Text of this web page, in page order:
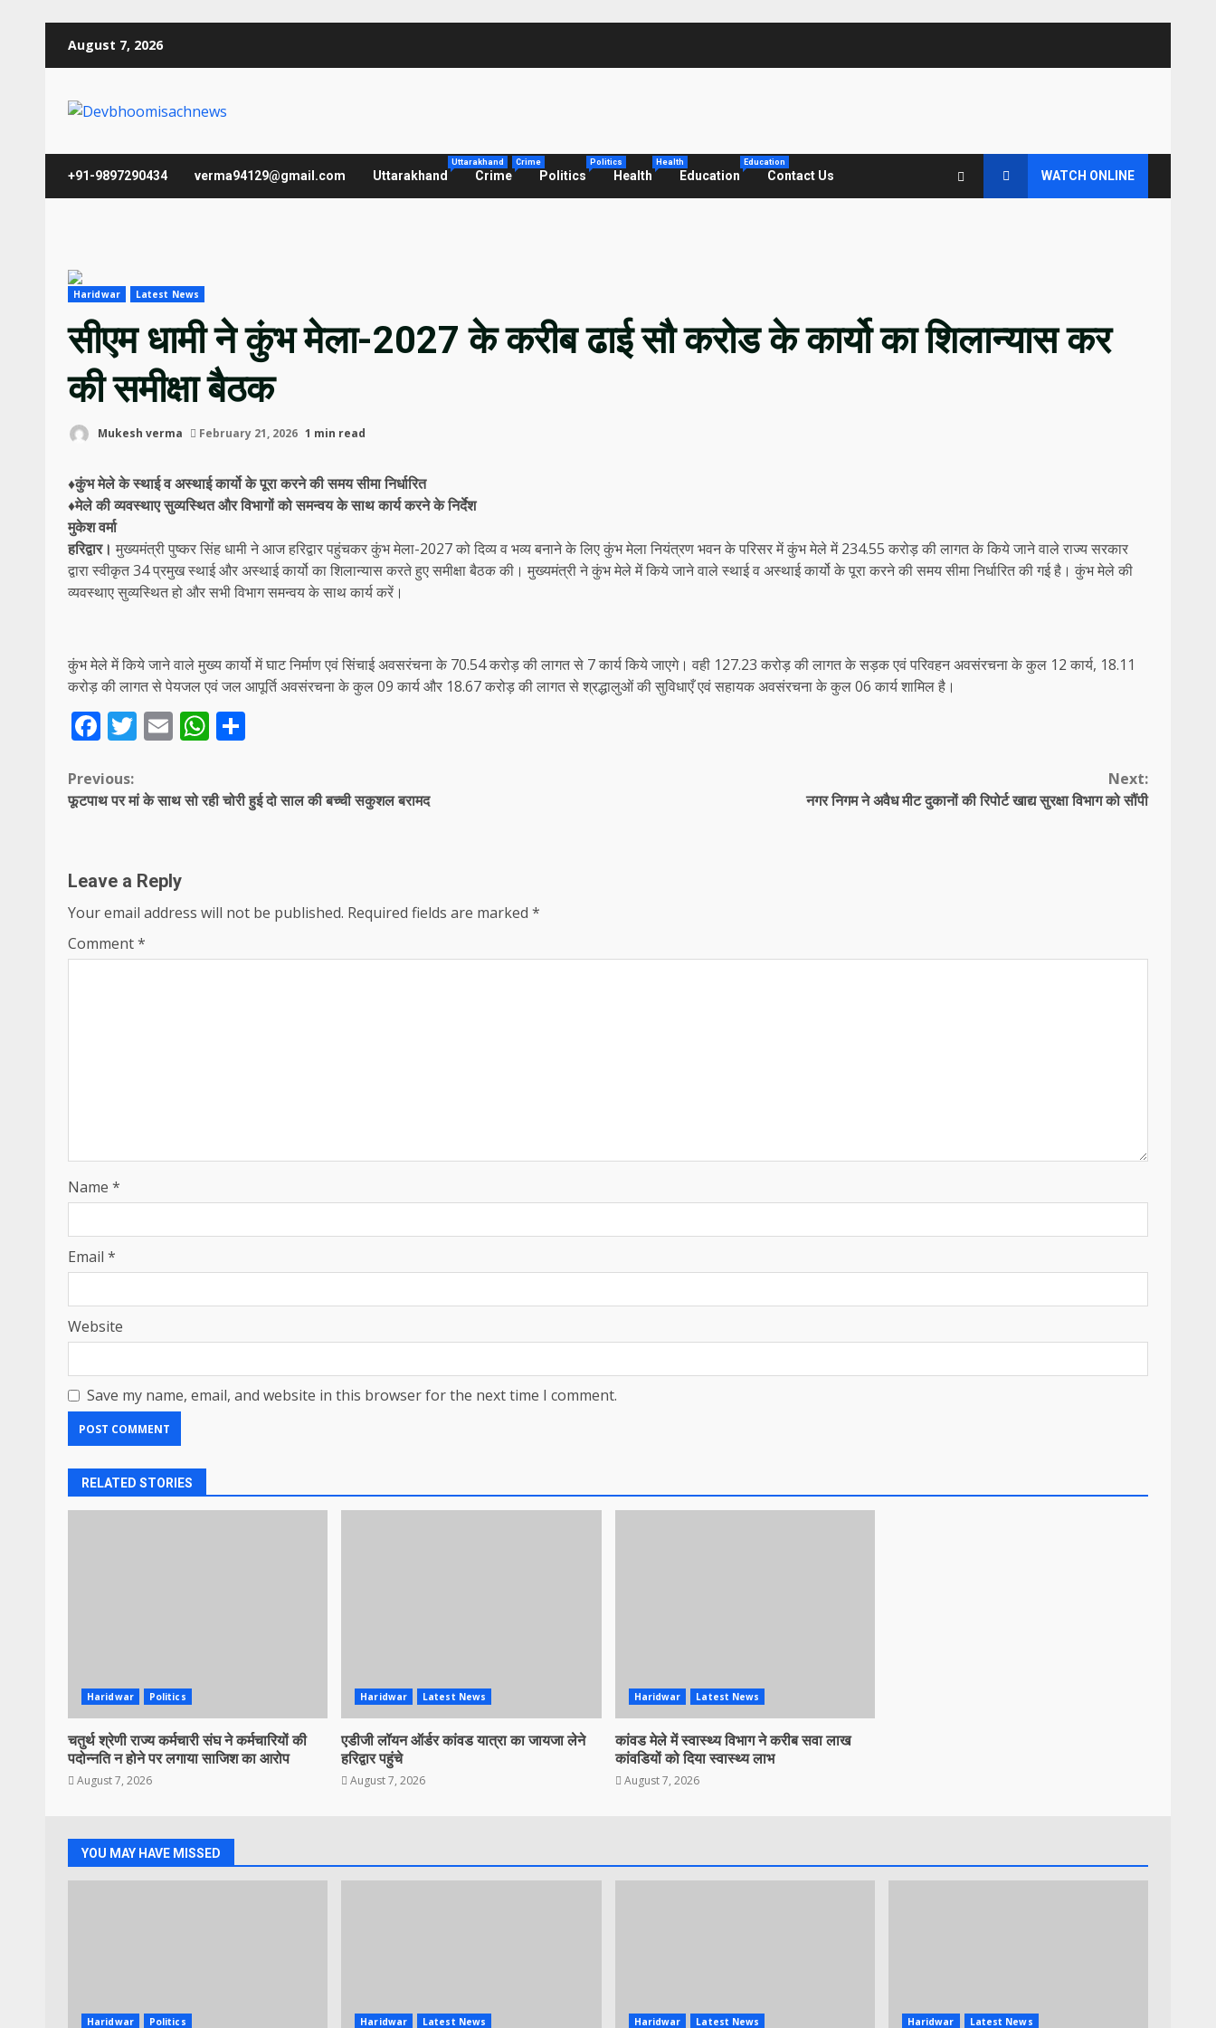
August 7, 2026
+91-9897290434 verma94129@gmail.com Uttarakhand
Uttarakhand
Crime
Crime
Politics
Politics
Health
Health
Education
Education
Contact Us WATCH ONLINE
Haridwar Latest News
सीएम धामी ने कुंभ मेला-2027 के करीब ढाई सौ करोड के कार्यो का शिलान्यास कर
की समीक्षा बैठक
Mukesh verma February 21, 2026 1 min read
♦कुंभ मेले के स्थाई व अस्थाई कार्यो के पूरा करने की समय सीमा निर्धारित
♦मेले की व्यवस्थाए सुव्यस्थित और विभागों को समन्वय के साथ कार्य करने के निर्देश
मुकेश वर्मा
हरिद्वार। मुख्यमंत्री पुष्कर सिंह धामी ने आज हरिद्वार पहुंचकर कुंभ मेला-2027 को दिव्य व भव्य बनाने के लिए कुंभ मेला नियंत्रण भवन के परिसर में कुंभ मेले में 234.55 करोड़ की लागत के किये जाने वाले राज्य सरकार
द्वारा स्वीकृत 34 प्रमुख स्थाई और अस्थाई कार्यो का शिलान्यास करते हुए समीक्षा बैठक की। मुख्यमंत्री ने कुंभ मेले में किये जाने वाले स्थाई व अस्थाई कार्यो के पूरा करने की समय सीमा निर्धारित की गई है। कुंभ मेले की
व्यवस्थाए सुव्यस्थित हो और सभी विभाग समन्वय के साथ कार्य करें।
कुंभ मेले में किये जाने वाले मुख्य कार्यो में घाट निर्माण एवं सिंचाई अवसरंचना के 70.54 करोड़ की लागत से 7 कार्य किये जाएगे। वही 127.23 करोड़ की लागत के सड़क एवं परिवहन अवसंरचना के कुल 12 कार्य, 18.11
करोड़ की लागत से पेयजल एवं जल आपूर्ति अवसंरचना के कुल 09 कार्य और 18.67 करोड़ की लागत से श्रद्धालुओं की सुविधाएँ एवं सहायक अवसंरचना के कुल 06 कार्य शामिल है।
Facebook
Twitter
EmailWhatsApp
Continue
Previous:
फूटपाथ पर मां के साथ सो रही चोरी हुई दो साल की बच्ची सकुशल बरामद
Next:
नगर निगम ने अवैध मीट दुकानों की रिपोर्ट खाद्य सुरक्षा विभाग को सौंपी
Leave a Reply
Your email address will not be published. Required fields are marked *
Comment*
Name *
Email *
Website
Save my name, email, and website in this browser for the next time I comment.
RELATED STORIES
Haridwar Politics
चतुर्थ श्रेणी राज्य कर्मचारी संघ ने कर्मचारियों की
पदोन्नति न होने पर लगाया साजिश का आरोप
August 7, 2026
Haridwar Latest News
एडीजी लॉयन ऑर्डर कांवड यात्रा का जायजा लेने
हरिद्वार पहुंचे
August 7, 2026
Haridwar Latest News
कांवड मेले में स्वास्थ्य विभाग ने करीब सवा लाख
कांवडियों को दिया स्वास्थ्य लाभ
August 7, 2026
YOU MAY HAVE MISSED
Haridwar Politics Haridwar Latest News Haridwar Latest News Haridwar Latest News